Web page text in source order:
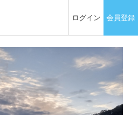
ログイン 会員登録